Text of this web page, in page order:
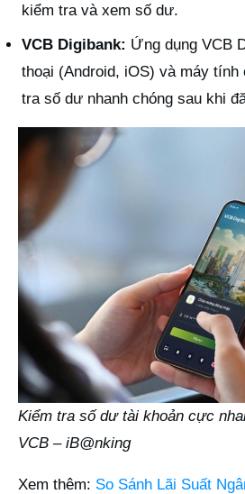
kiểm tra và xem số dư.
VCB Digibank: Ứng dụng VCB
thoại (Android, iOS) và máy tính
tra số dư nhanh chóng sau khi
Kiểm tra số dư tài khoản cực
VCB – iB@nking
Xem thêm: So Sánh Lãi Suất